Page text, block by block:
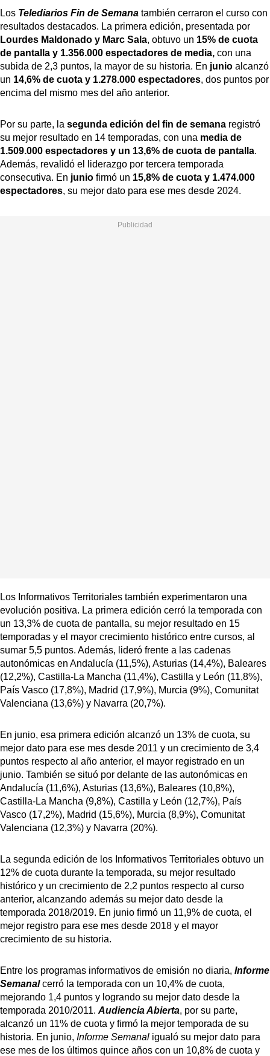
Los Telediarios Fin de Semana también cerraron el curso con
resultados destacados. La primera edición, presentada por
Lourdes Maldonado y Marc Sala, obtuvo un 15% de cuota
de pantalla y 1.356.000 espectadores de media, con una
subida de 2,3 puntos, la mayor de su historia. En junio alcanzó
un 14,6% de cuota y 1.278.000 espectadores, dos puntos por
encima del mismo mes del año anterior.
Por su parte, la segunda edición del fin de semana registró
su mejor resultado en 14 temporadas, con una media de
1.509.000 espectadores y un 13,6% de cuota de pantalla.
Además, revalidó el liderazgo por tercera temporada
consecutiva. En junio firmó un 15,8% de cuota y 1.474.000
espectadores, su mejor dato para ese mes desde 2024.
Los Informativos Territoriales también experimentaron una
evolución positiva. La primera edición cerró la temporada con
un 13,3% de cuota de pantalla, su mejor resultado en 15
temporadas y el mayor crecimiento histórico entre cursos, al
sumar 5,5 puntos. Además, lideró frente a las cadenas
autonómicas en Andalucía (11,5%), Asturias (14,4%), Baleares
(12,2%), Castilla-La Mancha (11,4%), Castilla y León (11,8%),
País Vasco (17,8%), Madrid (17,9%), Murcia (9%), Comunitat
Valenciana (13,6%) y Navarra (20,7%).
En junio, esa primera edición alcanzó un 13% de cuota, su
mejor dato para ese mes desde 2011 y un crecimiento de 3,4
puntos respecto al año anterior, el mayor registrado en un
junio. También se situó por delante de las autonómicas en
Andalucía (11,6%), Asturias (13,6%), Baleares (10,8%),
Castilla-La Mancha (9,8%), Castilla y León (12,7%), País
Vasco (17,2%), Madrid (15,6%), Murcia (8,9%), Comunitat
Valenciana (12,3%) y Navarra (20%).
La segunda edición de los Informativos Territoriales obtuvo un
12% de cuota durante la temporada, su mejor resultado
histórico y un crecimiento de 2,2 puntos respecto al curso
anterior, alcanzando además su mejor dato desde la
temporada 2018/2019. En junio firmó un 11,9% de cuota, el
mejor registro para ese mes desde 2018 y el mayor
crecimiento de su historia.
Entre los programas informativos de emisión no diaria, Informe
Semanal cerró la temporada con un 10,4% de cuota,
mejorando 1,4 puntos y logrando su mejor dato desde la
temporada 2010/2011. Audiencia Abierta, por su parte,
alcanzó un 11% de cuota y firmó la mejor temporada de su
historia. En junio, Informe Semanal igualó su mejor dato para
ese mes de los últimos quince años con un 10,8% de cuota y